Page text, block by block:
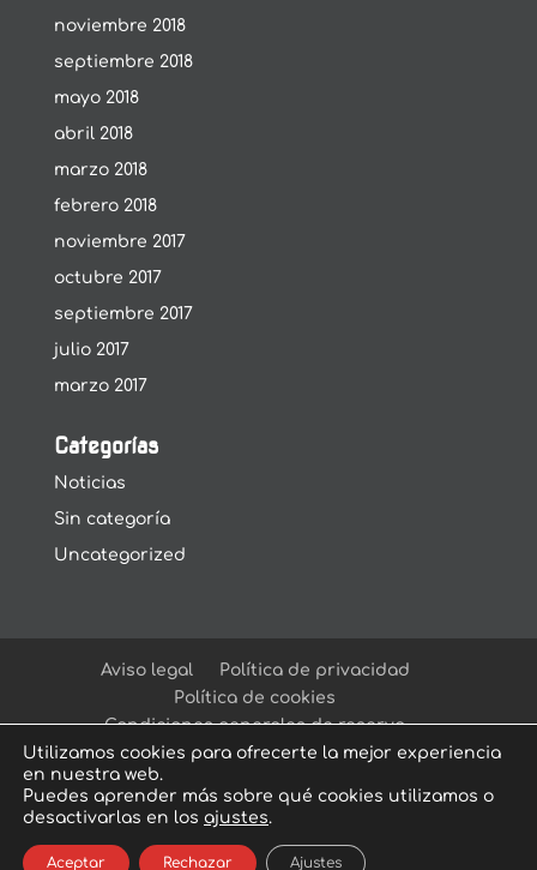
noviembre 2018
septiembre 2018
mayo 2018
abril 2018
marzo 2018
febrero 2018
noviembre 2017
octubre 2017
septiembre 2017
julio 2017
marzo 2017
Categorías
Noticias
Sin categoría
Uncategorized
Aviso legal
Política de privacidad
Política de cookies
Condiciones generales de reserva
© Arcadia Escape Room| Escape Room en
Utilizamos cookies para ofrecerte la mejor experiencia
en nuestra web.
Puedes aprender más sobre qué cookies utilizamos o
desactivarlas en los ajustes.
Aceptar Rechazar Ajustes